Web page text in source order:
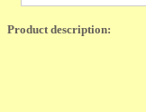
Product description: